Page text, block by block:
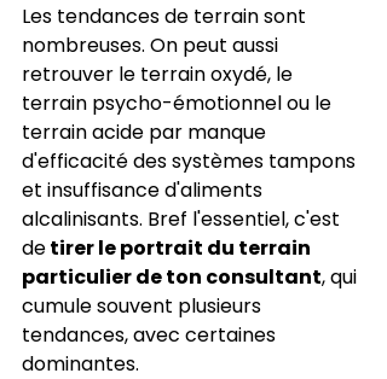
Les tendances de terrain sont
nombreuses. On peut aussi
retrouver le terrain oxydé, le
terrain psycho-émotionnel ou le
terrain acide par manque
d'efficacité des systèmes tampons
et insuffisance d'aliments
alcalinisants. Bref l'essentiel, c'est
de tirer le portrait du terrain
particulier de ton consultant, qui
cumule souvent plusieurs
tendances, avec certaines
dominantes.